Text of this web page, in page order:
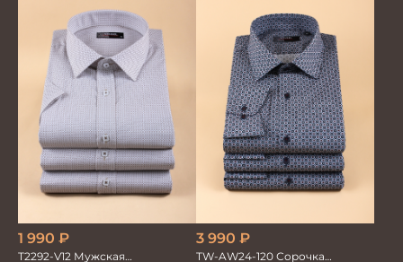
1 990 ₽
T2292-V12 Мужская
3 990 ₽
TW-AW24-120 Сорочка